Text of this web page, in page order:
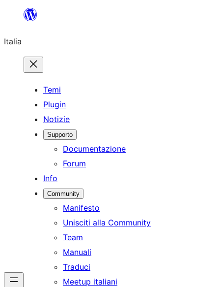
contenuto
Italia
Temi
Plugin
Notizie
Supporto
Documentazione
Forum
Info
Community
Manifesto
Unisciti alla Community
Team
Manuali
Traduci
Meetup italiani